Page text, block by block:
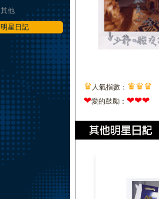
其他
明星日記
♛ 人氣指數： ♛♛♛
❤愛的鼓勵： ❤❤❤